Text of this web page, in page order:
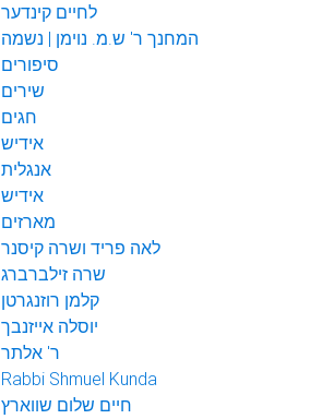
לחיים קינדער
המחנך ר' ש.מ. נוימן | נשמה
סיפורים
שירים
חגים
אידיש
אנגלית
אידיש
מארזים
לאה פריד ושרה קיסנר
שרה זילברברג
קלמן רוזנגרטן
יוסלה אייזנבך
ר' אלתר
Rabbi Shmuel Kunda
חיים שלום שווארץ